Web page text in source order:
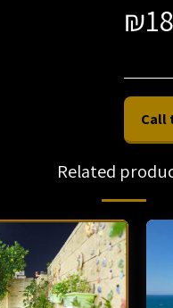
₪
Call
Related